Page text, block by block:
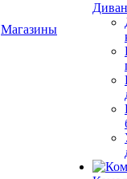
Магазины